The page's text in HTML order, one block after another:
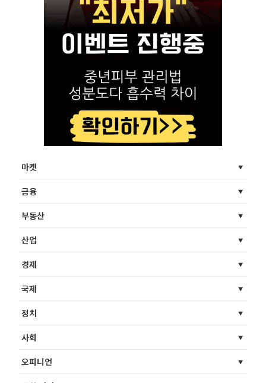
마켓
금융
부동산
산업
경제
국제
정치
사회
오피니언